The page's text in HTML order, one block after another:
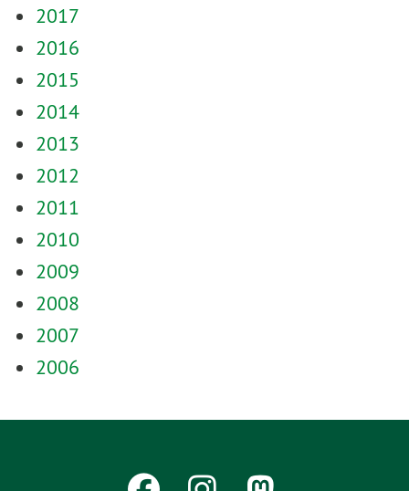
2017
2016
2015
2014
2013
2012
2011
2010
2009
2008
2007
2006